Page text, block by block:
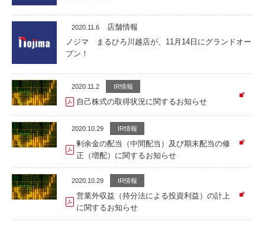
2020.11.6
店舗情報
ノジマ まるひろ川越店が、11月14日にグランドオー
プン！
2020.11.2 IR情報
自己株式の取得状況に関するお知らせ
2020.10.29 IR情報
剰余金の配当（中間配当）及び期末配当の修
正（増配）に関するお知らせ
2020.10.29 IR情報
営業外収益（持分法による投資利益）の計上
に関するお知らせ